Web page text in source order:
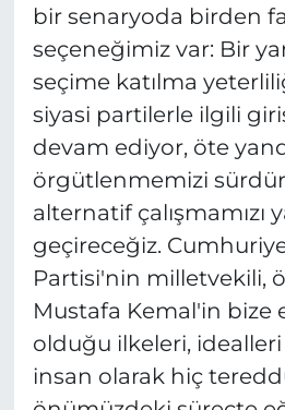
bir senaryoda birden
seçeneğimiz var: Bir
seçime katılma
siyasi partilerle ilgili
devam ediyor, öte
örgütlenmemizi
alternatif çalışmamızı
geçireceğiz.
Partisi'nin milletvekili,
Mustafa Kemal'in bize
olduğu ilkeleri,
insan olarak hiç